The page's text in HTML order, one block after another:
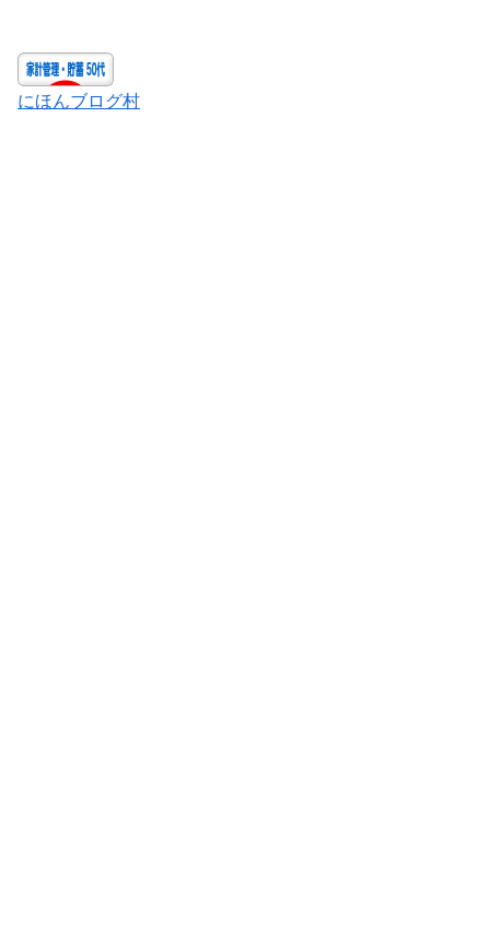
にほんブログ村